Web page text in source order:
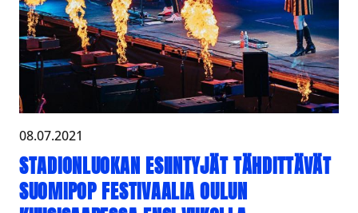
08.07.2021
STADIONLUOKAN ESIINTYJÄT TÄHDITTÄVÄT
SUOMIPOP FESTIVAALIA OULUN